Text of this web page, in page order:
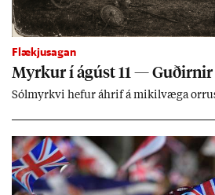
Flækjusagan
Myrk­ur í ág­úst 11 —
Sól­myrkvi hef­ur áhrif á mik­il­væga